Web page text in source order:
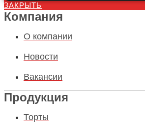
ЗАКРЫТЬ
Компания
О компании
Новости
Вакансии
Продукция
Торты